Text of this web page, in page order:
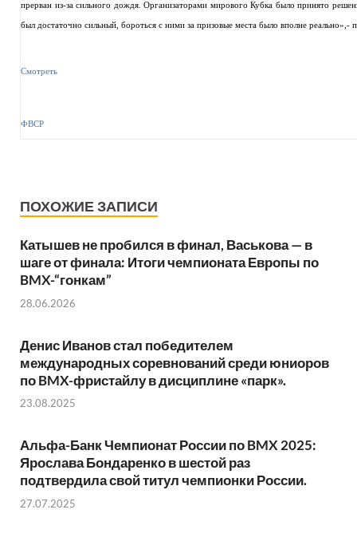
прерван из-за сильного дождя. Организаторами мирового Кубка было принято
был достаточно сильный, бороться с ними за призовые места было вполне
Смотреть
ФВСР
ПОХОЖИЕ ЗАПИСИ
Катышев не пробился в финал, Васькова — в
шаге от финала: Итоги чемпионата Европы по
BMX-“гонкам”
28.06.2026
Денис Иванов стал победителем
международных соревнований среди юниоров
по BMX-фристайлу в дисциплине «парк».
23.08.2025
Альфа-Банк Чемпионат России по BMX 2025:
Ярослава Бондаренко в шестой раз
подтвердила свой титул чемпионки России.
27.07.2025